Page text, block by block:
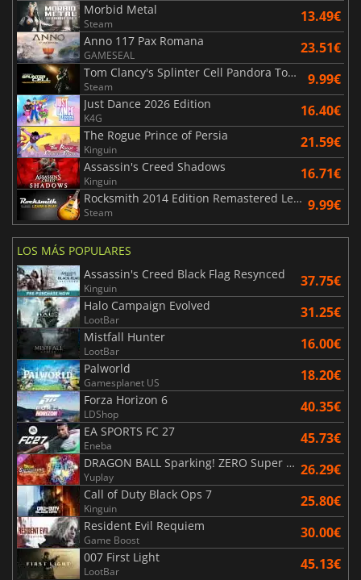
Morbid Metal
Steam 13.49€
Anno 117 Pax Romana
GAMESEAL 23.51€
Tom Clancy's Splinter Cell Pandora Tomorrow
Steam 9.99€
Just Dance 2026 Edition
K4G 16.40€
The Rogue Prince of Persia
Kinguin 21.59€
Assassin's Creed Shadows
Kinguin 16.71€
Rocksmith 2014 Edition Remastered Learn & Play
Steam 9.99€
LOS MÁS POPULARES
Assassin's Creed Black Flag Resynced
Kinguin 37.75€
Halo Campaign Evolved
LootBar 31.25€
Mistfall Hunter
LootBar 16.00€
Palworld
Gamesplanet US 18.20€
Forza Horizon 6
LDShop 40.35€
EA SPORTS FC 27
Eneba 45.73€
DRAGON BALL Sparking! ZERO Super Limit Breaking NEO
Yuplay 26.29€
Call of Duty Black Ops 7
Kinguin 25.80€
Resident Evil Requiem
Game Boost 30.00€
007 First Light
LootBar 45.13€